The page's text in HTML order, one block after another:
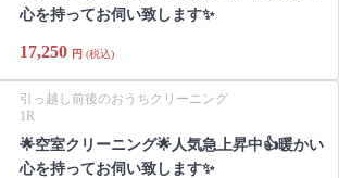
心を持ってお伺い致します✨
17,250 円 (税込)
引っ越し前後のおうちクリーニング
1R
🌟空室クリーニング🌟人気急上昇中👍暖かい
心を持ってお伺い致します✨